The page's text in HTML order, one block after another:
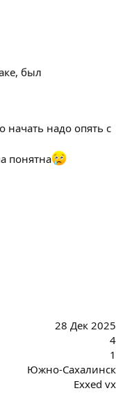
был
начать надо опять с
понятна
28 Дек 2025
4
1
Южно-Сахалинск
Exxed vx